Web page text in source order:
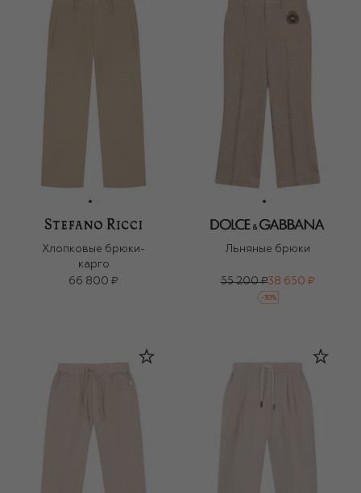
Хлопковые брюки-
карго
66 800 ₽
Льняные брюки
55 200 ₽38 650 ₽
-30%